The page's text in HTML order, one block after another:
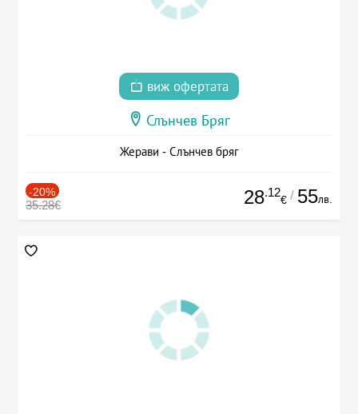
виж офертата
Слънчев Бряг
Жерави - Слънчев бряг
-20%
35.28€ 28.12
€ / 55лв.